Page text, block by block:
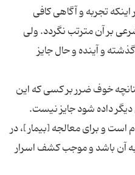
تجربه و آگاهى کافى
بر آن مترتب نگردد. ولى
و آینده و حال جایز
خوف ضرر بر کسى که این
داده شود جایز نیست.
است و براى معالجه [بیمار ]، در
آن باشد و موجب کشف اسرار